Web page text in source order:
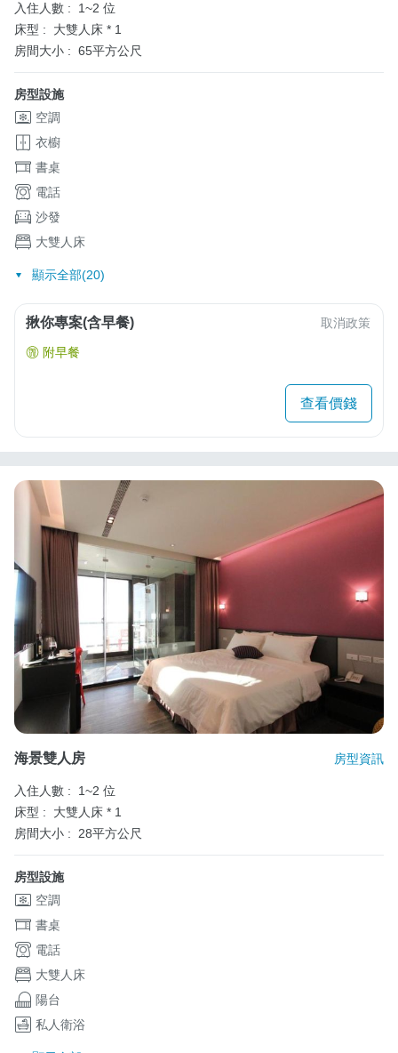
入住人數 :
1~2 位
床型 :
大雙人床 * 1
房間大小 : 65平方公尺
房型設施
空調
衣櫥
書桌
電話
沙發
大雙人床
顯示全部(20)
揪你專案(含早餐) 取消政策
附早餐
查看價錢
海景雙人房 房型資訊
入住人數 :
1~2 位
床型 :
大雙人床 * 1
房間大小 :
28平方公尺
房型設施
空調
書桌
電話
大雙人床
陽台
私人衛浴